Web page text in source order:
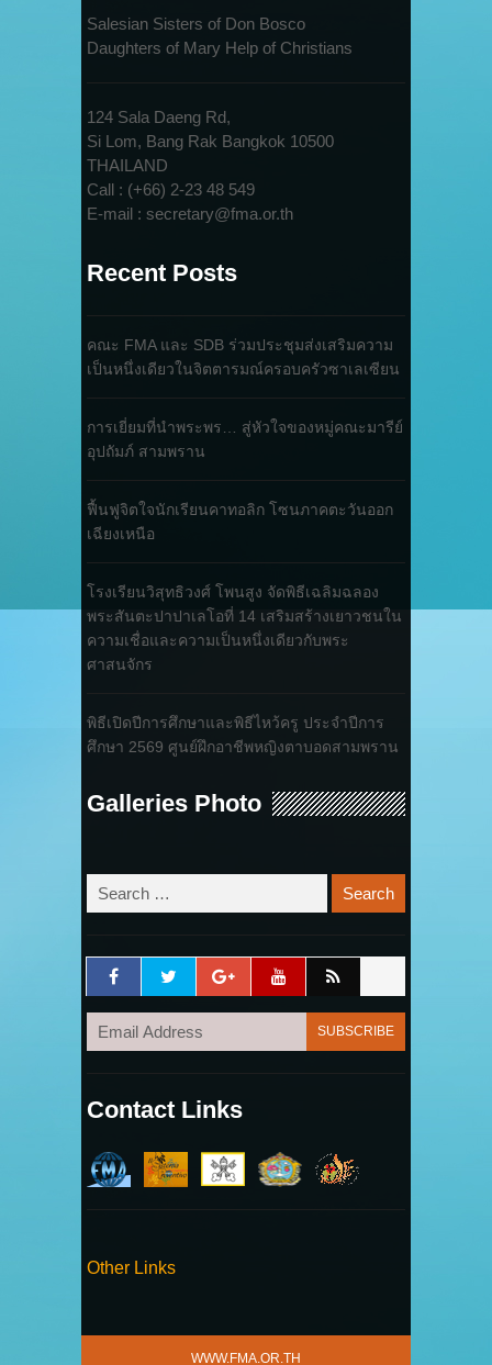
Salesian Sisters of Don Bosco
Daughters of Mary Help of Christians
124 Sala Daeng Rd,
Si Lom, Bang Rak Bangkok 10500
THAILAND
Call : (+66) 2-23 48 549
E-mail : secretary@fma.or.th
Recent Posts
คณะ FMA และ SDB ร่วมประชุมส่งเสริมความ
เป็นหนึ่งเดียวในจิตตารมณ์ครอบครัวซาเลเซียน
การเยี่ยมที่นำพระพร… สู่หัวใจของหมู่คณะมารีย์
อุปถัมภ์ สามพราน
ฟื้นฟูจิตใจนักเรียนคาทอลิก โซนภาคตะวันออก
เฉียงเหนือ
โรงเรียนวิสุทธิวงศ์ โพนสูง จัดพิธีเฉลิมฉลอง
พระสันตะปาปาเลโอที่ 14 เสริมสร้างเยาวชนใน
ความเชื่อและความเป็นหนึ่งเดียวกับพระ
ศาสนจักร
พิธีเปิดปีการศึกษาและพิธีไหว้ครู ประจำปีการ
ศึกษา 2569 ศูนย์ฝึกอาชีพหญิงตาบอดสามพราน
Galleries Photo
Contact Links
Other Links
WWW.FMA.OR.TH